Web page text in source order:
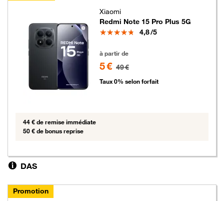
Xiaomi
Redmi Note 15 Pro Plus 5G
Note
4,8/5
à partir de
5 € 49 €
Taux 0% selon forfait
44 € de remise immédiate
50 € de bonus reprise
DAS
Promotion